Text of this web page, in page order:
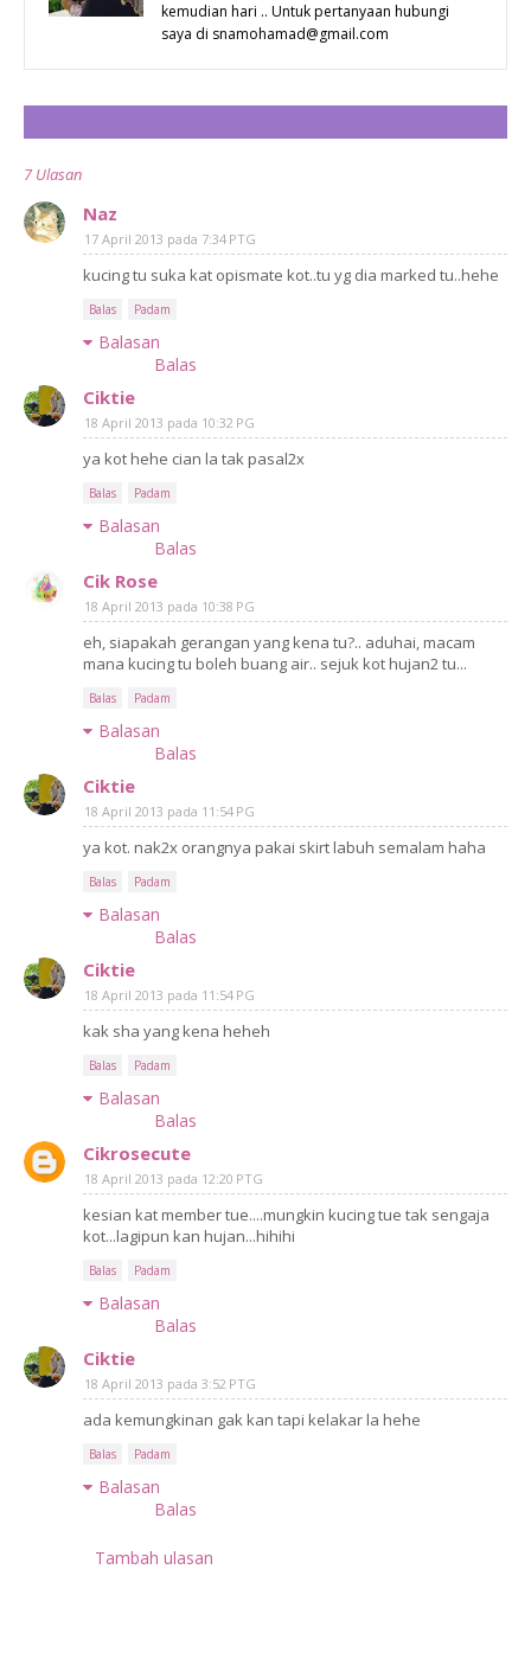
kemudian hari .. Untuk pertanyaan hubungi
saya di snamohamad@gmail.com
7 Ulasan
Naz
17 April 2013 pada 7:34 PTG
kucing tu suka kat opismate kot..tu yg dia marked tu..hehe
Balas Padam
Balasan
Balas
Ciktie
18 April 2013 pada 10:32 PG
ya kot hehe cian la tak pasal2x
Balas Padam
Balasan
Balas
Cik Rose
18 April 2013 pada 10:38 PG
eh, siapakah gerangan yang kena tu?.. aduhai, macam
mana kucing tu boleh buang air.. sejuk kot hujan2 tu...
Balas Padam
Balasan
Balas
Ciktie
18 April 2013 pada 11:54 PG
ya kot. nak2x orangnya pakai skirt labuh semalam haha
Balas Padam
Balasan
Balas
Ciktie
18 April 2013 pada 11:54 PG
kak sha yang kena heheh
Balas Padam
Balasan
Balas
Cikrosecute
18 April 2013 pada 12:20 PTG
kesian kat member tue....mungkin kucing tue tak sengaja
kot...lagipun kan hujan...hihihi
Balas Padam
Balasan
Balas
Ciktie
18 April 2013 pada 3:52 PTG
ada kemungkinan gak kan tapi kelakar la hehe
Balas Padam
Balasan
Balas
Tambah ulasan